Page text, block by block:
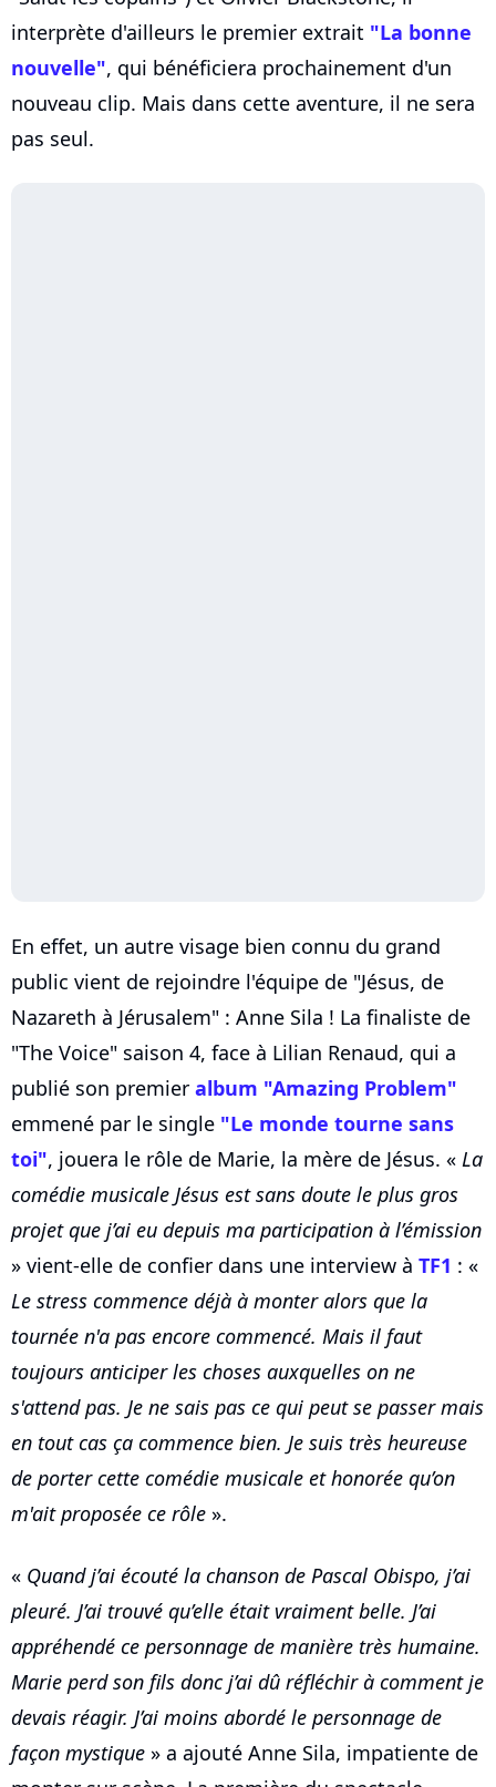
interprète d'ailleurs le premier extrait "La bonne
nouvelle", qui bénéficiera prochainement d'un
nouveau clip. Mais dans cette aventure, il ne sera
pas seul.
En effet, un autre visage bien connu du grand
public vient de rejoindre l'équipe de "Jésus, de
Nazareth à Jérusalem" : Anne Sila ! La finaliste de
"The Voice" saison 4, face à Lilian Renaud, qui a
publié son premier album "Amazing Problem"
emmené par le single "Le monde tourne sans
toi", jouera le rôle de Marie, la mère de Jésus. « La
comédie musicale Jésus est sans doute le plus gros
projet que j’ai eu depuis ma participation à l’émission
» vient-elle de confier dans une interview à TF1 : «
Le stress commence déjà à monter alors que la
tournée n'a pas encore commencé. Mais il faut
toujours anticiper les choses auxquelles on ne
s'attend pas. Je ne sais pas ce qui peut se passer mais
en tout cas ça commence bien. Je suis très heureuse
de porter cette comédie musicale et honorée qu’on
m'ait proposée ce rôle ».
« Quand j’ai écouté la chanson de Pascal Obispo, j’ai
pleuré. J’ai trouvé qu’elle était vraiment belle. J’ai
appréhendé ce personnage de manière très humaine.
Marie perd son fils donc j’ai dû réfléchir à comment je
devais réagir. J’ai moins abordé le personnage de
façon mystique » a ajouté Anne Sila, impatiente de